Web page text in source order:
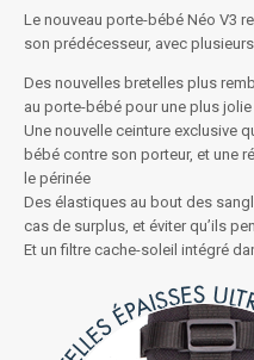
Le nouveau porte-bébé Néo V3
son prédécesseur, avec
Des nouvelles bretelles plus
au porte-bébé pour une plus
Une nouvelle ceinture exclusive
bébé contre son porteur, et une
le périnée
Des élastiques au bout des
cas de surplus, et éviter qu’ils
Et un filtre cache-soleil intégré